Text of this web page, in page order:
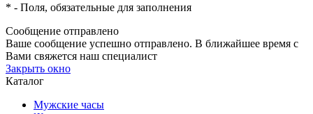
* - Поля, обязательные для заполнения
Сообщение отправлено
Ваше сообщение успешно отправлено. В ближайшее время с
Вами свяжется наш специалист
Закрыть окно
Каталог
Мужские часы